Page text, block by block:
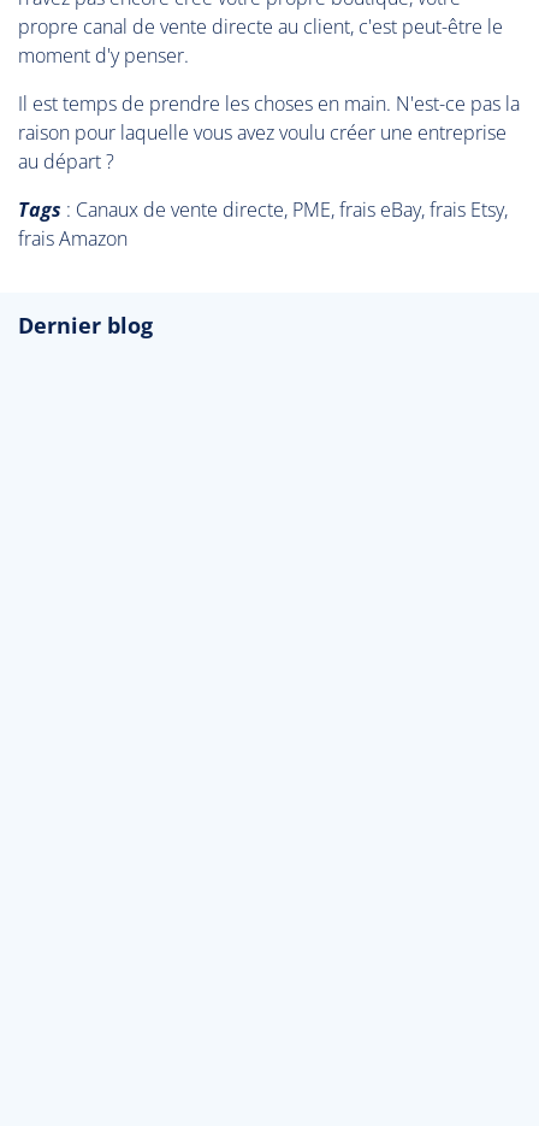
propre canal de vente directe au client, c'est peut-être le
moment d'y penser.
Il est temps de prendre les choses en main. N'est-ce pas la
raison pour laquelle vous avez voulu créer une entreprise
au départ ?
Tags : Canaux de vente directe, PME, frais eBay, frais Etsy,
frais Amazon
Dernier blog